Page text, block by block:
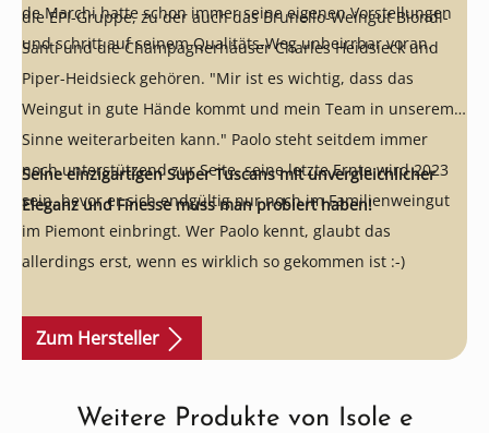
de Marchi hatte schon immer seine eigenen Vorstellungen
und schritt auf seinem Qualitäts-Weg unbeirrbar voran.
die EPI-Gruppe, zu der auch das Brunello-Weingut Biondi-
Santi und die Champagnerhäuser Charles Heidsieck und
Piper-Heidsieck gehören. "Mir ist es wichtig, dass das
Weingut in gute Hände kommt und mein Team in unserem
Sinne weiterarbeiten kann." Paolo steht seitdem immer
noch unterstützend zur Seite, seine letzte Ernte wird 2023
sein, bevor er sich endgültig nur noch im Familienweingut
im Piemont einbringt. Wer Paolo kennt, glaubt das
allerdings erst, wenn es wirklich so gekommen ist :-)
Seine einzigartigen Super Tuscans mit unvergleichlicher
Eleganz und Finesse muss man probiert haben!
Zum Hersteller
Produktgalerie überspringen
Weitere Produkte von Isole e